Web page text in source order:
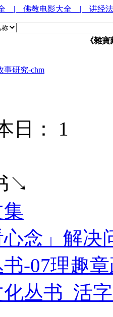
| 佛教电影大全 | 讲经
《雜
事研究-chm
日： 1
↘
念」解决
-07理趣
丛书_活